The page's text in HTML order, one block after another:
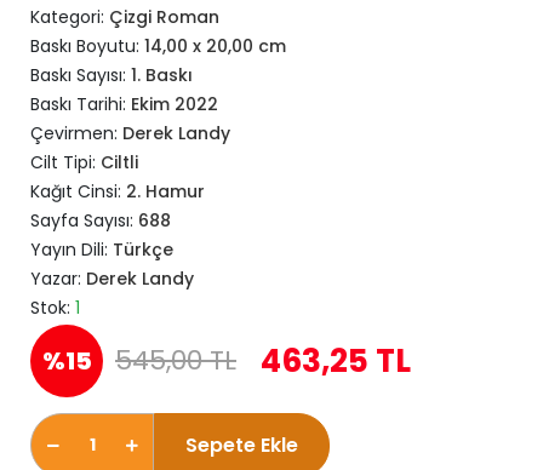
Kategori: Çizgi Roman
Baskı Boyutu: 14,00 x 20,00 cm
Baskı Sayısı: 1. Baskı
Baskı Tarihi: Ekim 2022
Çevirmen: Derek Landy
Cilt Tipi: Ciltli
Kağıt Cinsi: 2. Hamur
Sayfa Sayısı: 688
Yayın Dili: Türkçe
Yazar: Derek Landy
Stok: 1
%15 545,00 TL 463,25 TL
Sepete Ekle